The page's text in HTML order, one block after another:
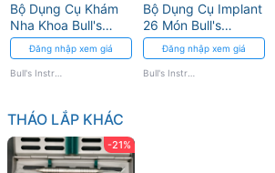
Bộ Dụng Cụ Khám
Nha Khoa Bull's
Instrumed: Thám
Trâm, Gương, Kẹp
Đăng nhập xem giá
Bộ Dụng Cụ Implant
26 Món Bull's
Instrumed - bộ đầy
đủ cho phẫu thuật
implant
Đăng nhập xem giá
Bull's Instrumed
THÁO LẮP KHÁC
-21%